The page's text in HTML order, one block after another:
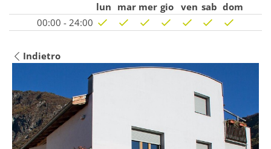
lun mar mer gio ven sab dom
00:00 - 24:00
Indietro